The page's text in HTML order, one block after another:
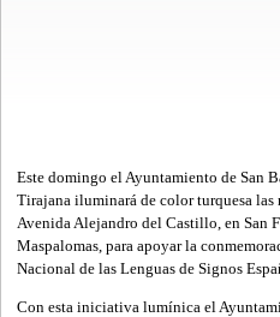
Este domingo el Ayuntamiento de San
Tirajana iluminará de color turquesa las
Avenida Alejandro del Castillo, en San
Maspalomas, para apoyar la
Nacional de las Lenguas de Signos
Con esta iniciativa lumínica el